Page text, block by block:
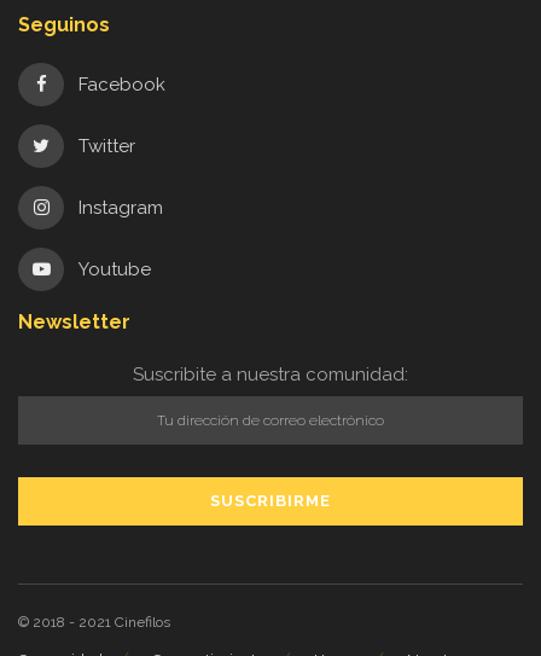
Seguinos
Facebook
Twitter
Instagram
Youtube
Newsletter
Suscribite a nuestra comunidad:
© 2018 - 2021 Cinefilos